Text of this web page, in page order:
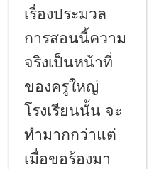
เรื่องประมวล
การสอนนี้ความ
จริงเป็นหน้าที่
ของครูใหญ่
โรงเรียนนั้น จะ
ทำมากกว่าแต่
เมื่อขอร้องมา